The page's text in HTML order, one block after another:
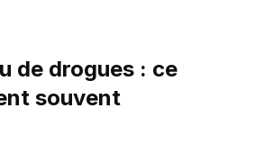
de drogues : ce
souvent